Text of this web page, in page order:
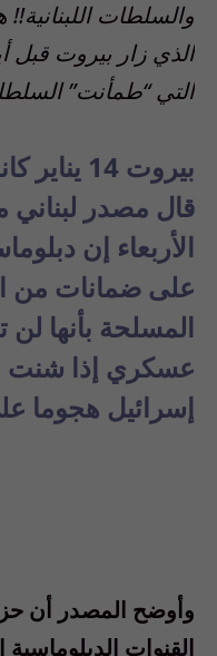
والسلطات
الذي زار بيروت قبل
التي “طمأنت”
بيروت 14
قال مصدر لبناني
الأربعاء إن
على ضمانات من
المسلحة بأنها
عسكري إذا شنت
إسرائيل هجوما
وأوضح المصدر أن
القنوات